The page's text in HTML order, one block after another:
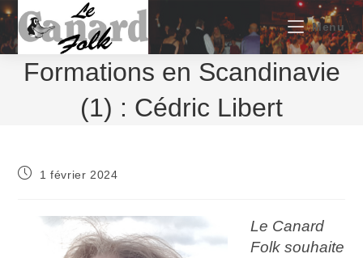
Skip
to
content
Menu
Formations en Scandinavie
(1) : Cédric Libert
Publication
1 février 2024
Le Canard
Folk souhaite